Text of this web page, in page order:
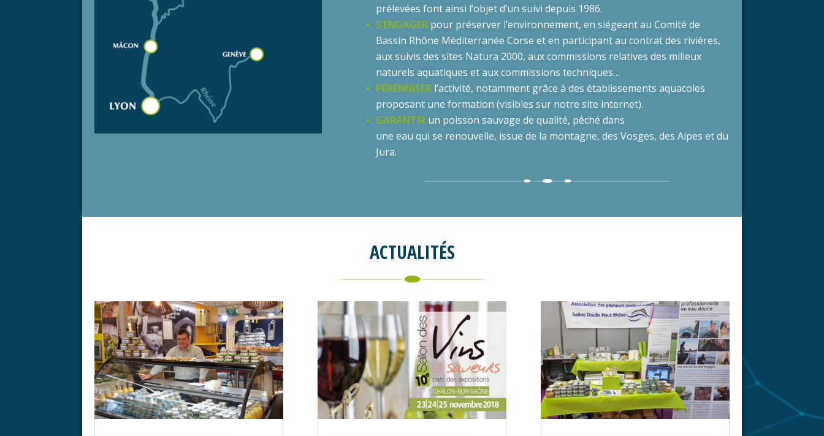
prélevées font ainsi l’objet d’un suivi depuis 1986.
S’ENGAGER pour préserver l’environnement, en siégeant au Comité de
Bassin Rhône Méditerranée Corse et en participant au contrat des rivières,
aux suivis des sites Natura 2000, aux commissions relatives des milieux
naturels aquatiques et aux commissions techniques…
PÉRENNISER l’activité, notamment grâce à des établissements aquacoles
proposant une formation (visibles sur notre site internet).
GARANTIR un poisson sauvage de qualité, pêché dans
une eau qui se renouvelle, issue de la montagne, des Vosges, des Alpes et du
Jura.
ACTUALITÉS